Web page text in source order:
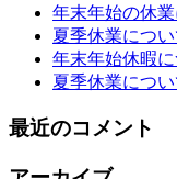
年末年始の休
夏季休業につい
年末年始休暇
夏季休業につい
最近のコメント